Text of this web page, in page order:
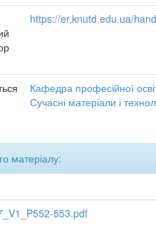
https://er.knutd.edu.ua/
Кафедра професійної
Сучасні матеріали і
матеріалу:
553.pdf